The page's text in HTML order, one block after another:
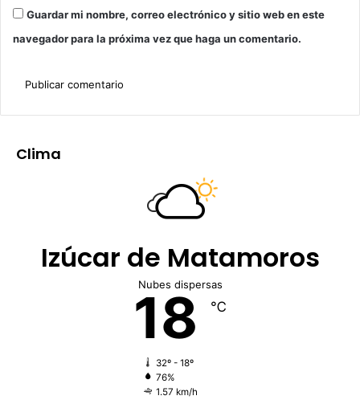
Guardar mi nombre, correo electrónico y sitio web en este
navegador para la próxima vez que haga un comentario.
Clima
Izúcar de Matamoros
Nubes dispersas
18 ℃
32º - 18º
76%
1.57 km/h